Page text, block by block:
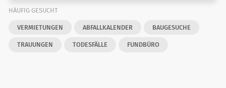
HÄUFIG GESUCHT
VERMIETUNGEN ABFALLKALENDER BAUGESUCHE
TRAUUNGEN TODESFÄLLE FUNDBÜRO